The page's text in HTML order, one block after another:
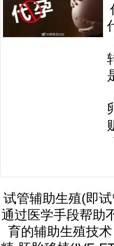
试管辅助生殖(即
通过医学手段帮助
育的辅助生殖技